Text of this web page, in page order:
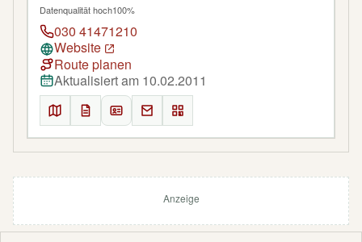
Datenqualität hoch100%
030 41471210
Website
Route planen
Aktualisiert am 10.02.2011
Anzeige